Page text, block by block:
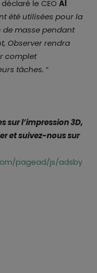
déclaré le CEO Al
été utilisées pour la
masse pendant
Observer rendra
complet
tâches. “
sur l’impression 3D,
et suivez-nous sur
pagead/js/adsby